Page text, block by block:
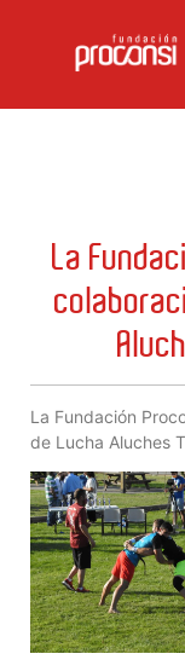
La
La Fundación
de Lucha Aluches